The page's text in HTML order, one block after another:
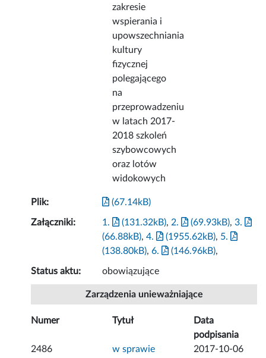
zakresie
wspierania i
upowszechniania
kultury
fizycznej
polegającego
na
przeprowadzeniu
w latach 2017-
2018 szkoleń
szybowcowych
oraz lotów
widokowych
Plik: (67.14kB)
Załączniki: 1. (131.32kB), 2. (69.93kB),3.
(66.88kB),4. (1955.62kB), 5.
(138.80kB),6. (146.96kB),
Status aktu: obowiązujące
Zarządzenia unieważniające
Numer Tytuł
Data
podpisania
2486
w sprawie
2017-10-06